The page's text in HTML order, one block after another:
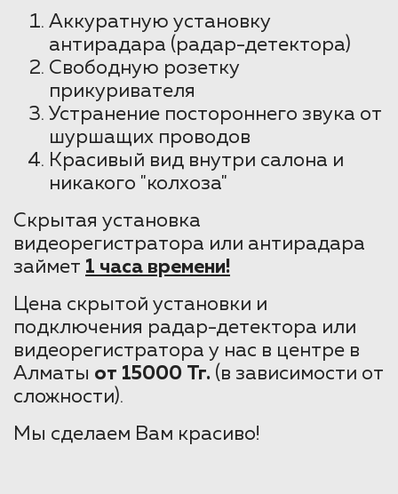
Аккуратную установку
антирадара (радар-детектора)
Свободную розетку
прикуривателя
Устранение постороннего звука от
шуршащих проводов
Красивый вид внутри салона и
никакого "колхоза"
Скрытая установка
видеорегистратора или антирадара
займет 1 часа времени!
Цена скрытой установки и
подключения радар-детектора или
видеорегистратора у нас в центре в
Алматы от 15000 Тг. (в зависимости от
сложности).
Мы сделаем Вам красиво!